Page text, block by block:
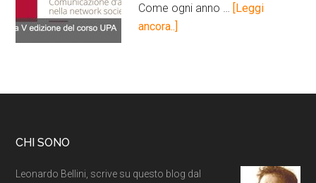
Come ogni anno …
[Leggi
ancora..]
CHI SONO
Leonardo Bellini, scrive su questo blog dal